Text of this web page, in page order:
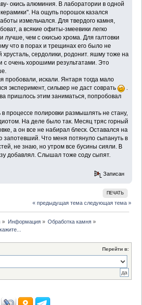
окись алюминия. В лаборатории в одной
На ощупь порошок казался
измельчался. Для твердого камня,
а всякие офиты-змеевики легко
лучше, чем с окисью хрома. Для галтовки
что в порах и трещинах его было не
хрусталь, сердолики, родонит. яшму тоже на
с очень хорошими результатами. Это
пробовали, искали. Янтаря тогда мало
эксперимент, сильвер не даст соврать
.
пришлось этим заниматься, попробовал
в процессе полировки размышлять не стану,
На деле было так. Месяц тряс горный
а он все не набирал блеск. Оставался на
запотевший. Что меня потянуло сыпануть в
не знаю, но утром все бусины сияли. В
добавлял. Слышал тоже соду сыпят.
Записан
ПЕЧАТЬ
« предыдущая тема следующая тема »
» Информация» Обработка камня»
Перейти в: